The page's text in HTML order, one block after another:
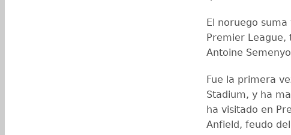
El noruego
Premier League,
Antoine
Fue la primera
Stadium, y ha
ha visitado en
Anfield, feudo